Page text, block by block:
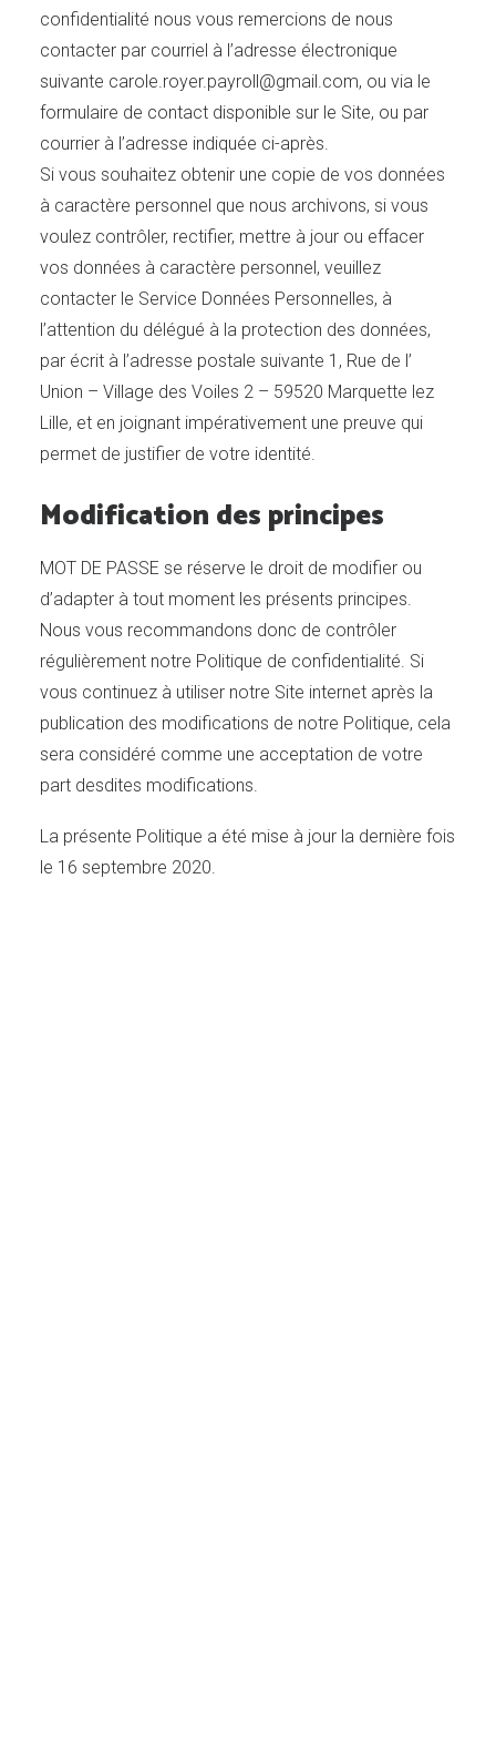
confidentialité nous vous remercions de nous
contacter par courriel à l’adresse électronique
suivante carole.royer.payroll@gmail.com, ou via le
formulaire de contact disponible sur le Site, ou par
courrier à l’adresse indiquée ci-après.
Si vous souhaitez obtenir une copie de vos données
à caractère personnel que nous archivons, si vous
voulez contrôler, rectifier, mettre à jour ou effacer
vos données à caractère personnel, veuillez
contacter le Service Données Personnelles, à
l’attention du délégué à la protection des données,
par écrit à l’adresse postale suivante 1, Rue de l’
Union – Village des Voiles 2 – 59520 Marquette lez
Lille, et en joignant impérativement une preuve qui
permet de justifier de votre identité.
Modification des principes
MOT DE PASSE se réserve le droit de modifier ou
d’adapter à tout moment les présents principes.
Nous vous recommandons donc de contrôler
régulièrement notre Politique de confidentialité. Si
vous continuez à utiliser notre Site internet après la
publication des modifications de notre Politique, cela
sera considéré comme une acceptation de votre
part desdites modifications.
La présente Politique a été mise à jour la dernière fois
le 16 septembre 2020.